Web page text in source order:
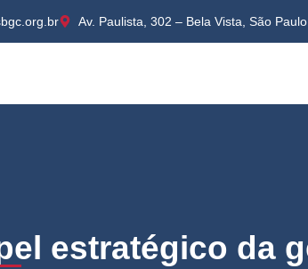
Av. Paulista, 302 – Bela Vista, São
estratégico da